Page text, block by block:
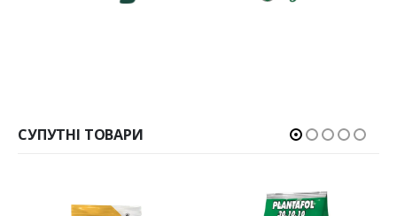
СУПУТНІ ТОВАРИ